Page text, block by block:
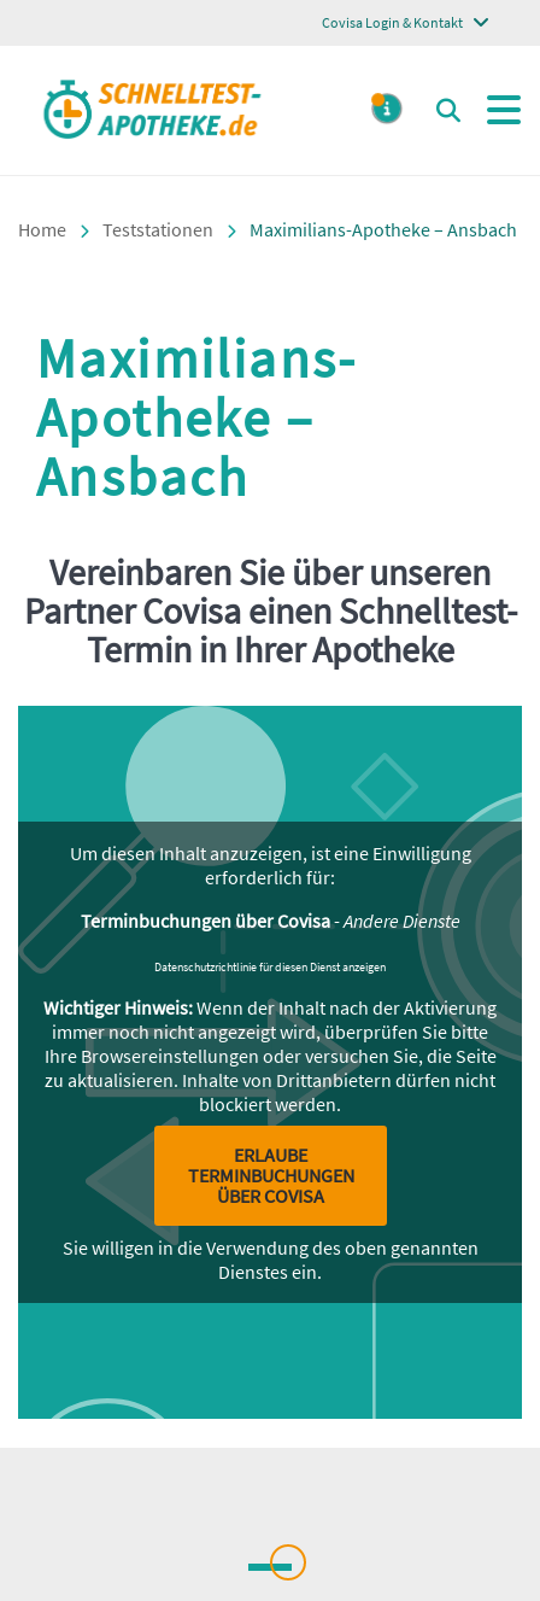
Covisa Login & Kontakt
Schnelltest Apotheke
Suchen
Home Teststationen Maximilians-Apotheke – Ansbach
Maximilians-
Apotheke –
Ansbach
Einleitung
Vereinbaren Sie über unseren
Partner Covisa einen Schnelltest-
Termin in Ihrer Apotheke
Um diesen Inhalt anzuzeigen, ist eine Einwilligung
erforderlich für:
Terminbuchungen über Covisa-Andere Dienste
Datenschutzrichtlinie für diesen Dienst anzeigen
Wichtiger Hinweis:Wenn der Inhalt nach der Aktivierung
immer noch nicht angezeigt wird, überprüfen Sie bitte
Ihre Browsereinstellungen oder versuchen Sie, die Seite
zu aktualisieren. Inhalte von Drittanbietern dürfen nicht
blockiert werden.
ERLAUBE
TERMINBUCHUNGEN
ÜBER COVISA
Sie willigen in die Verwendung des oben genannten
Dienstes ein.